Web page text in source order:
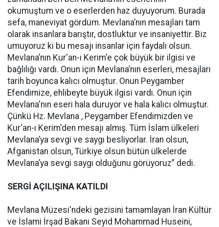
okumuştum ve o eserlerden haz duyuyorum. Burada
sefa, maneviyat gördüm. Mevlana’nın mesajları tam
olarak insanlara barıştır, dostluktur ve insaniyettir. Biz
umuyoruz ki bu mesajı insanlar için faydalı olsun.
Mevlana’nın Kur'an-ı Kerim'e çok büyük bir ilgisi ve
bağlılığı vardı. Onun için Mevlana’nın eserleri, mesajları
tarih boyunca kalıcı olmuştur. Onun Peygamber
Efendimize, ehlibeyte büyük ilgisi vardı. Onun için
Mevlana'nın eseri hala duruyor ve hala kalıcı olmuştur.
Çünkü Hz. Mevlana , Peygamber Efendimizden ve
Kur'an-ı Kerim'den mesajı almış. Tüm İslam ülkeleri
Mevlana’ya sevgi ve saygı besliyorlar. İran olsun,
Afganistan olsun, Türkiye olsun bütün ülkelerde
Mevlana’ya sevgi saygı olduğunu görüyoruz” dedi.
SERGİ AÇILIŞINA KATILDI
Mevlana Müzesi'ndeki gezisini tamamlayan İran Kültür
ve İslami İrşad Bakanı Seyid Mohammad Huseini,